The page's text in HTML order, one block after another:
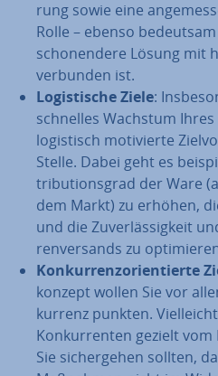
rung sowie eine
Rolle – ebenso
scho­nen­de­re Lösung mit
verbunden ist.
Lo­gis­ti­sche Ziele:
schnelles Wachstum
lo­gis­tisch mo­ti­vier­te
Stelle. Dabei geht es
tri­bu­ti­ons­grad der Ware
dem Markt) zu erhöhen,
und die Zu­ver­läs­sig­keit
ren­ver­sands zu
Kon­kur­renz­ori­en­tier­te
kon­zept wollen Sie vor
kur­renz punkten.
Kon­kur­ren­ten gezielt
Sie si­cher­ge­hen sollten,